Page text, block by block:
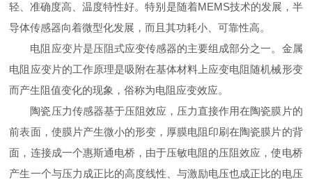
轻、准确度高、温度特性好。特别是随着MEMS技术的发展，半
导体传感器向着微型化发展，而且其功耗小、可靠性高。
电阻应变片是压阻式应变传感器的主要组成部分之一。金属
电阻应变片的工作原理是吸附在基体材料上应变电阻随机械形变
而产生阻值变化的现象，俗称为电阻应变效应。
陶瓷压力传感器基于压阻效应，压力直接作用在陶瓷膜片的
前表面，使膜片产生微小的形变，厚膜电阻印刷在陶瓷膜片的背
面，连接成一个惠斯通电桥，由于压敏电阻的压阻效应，使电桥
产生一个与压力成正比的高度线性、与激励电压也成正比的电压